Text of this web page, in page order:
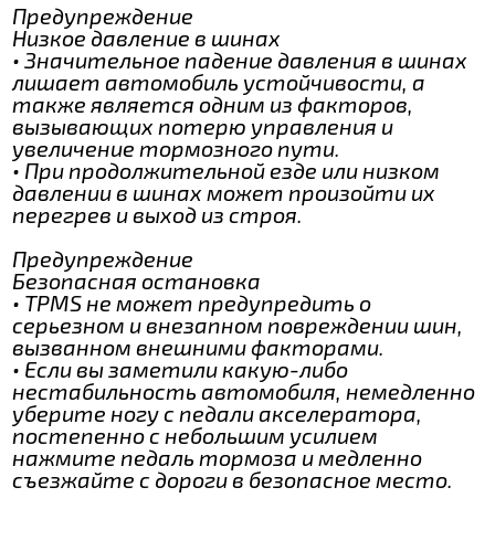
Предупреждение
Низкое давление в шинах
• Значительное падение давления в шинах
лишает автомобиль устойчивости, а
также является одним из факторов,
вызывающих потерю управления и
увеличение тормозного пути.
• При продолжительной езде или низком
давлении в шинах может произойти их
перегрев и выход из строя.
Предупреждение
Безопасная остановка
• TPMS не может предупредить о
серьезном и внезапном повреждении шин,
вызванном внешними факторами.
• Если вы заметили какую-либо
нестабильность автомобиля, немедленно
уберите ногу с педали акселератора,
постепенно с небольшим усилием
нажмите педаль тормоза и медленно
съезжайте с дороги в безопасное место.